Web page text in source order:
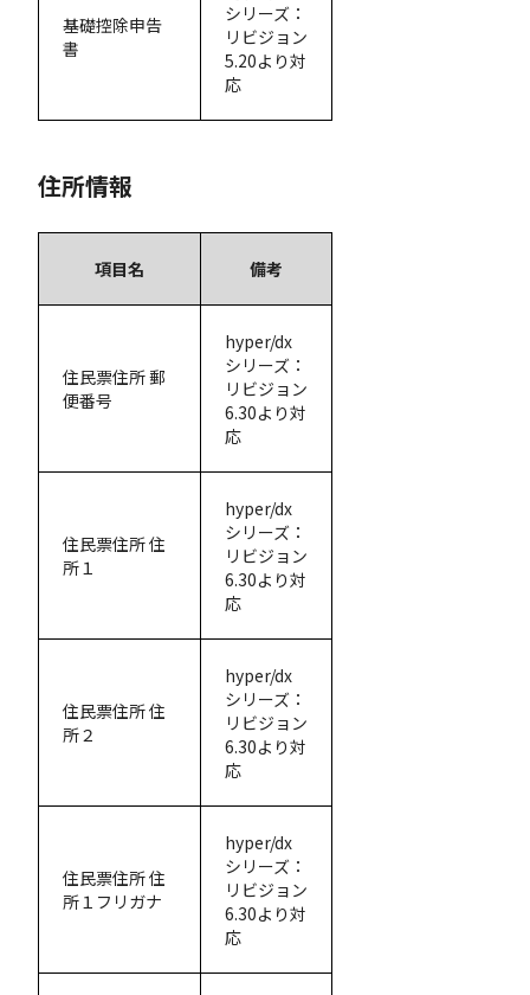
基礎控除申告
書
シリーズ：
リビジョン
5.20より対
応
住所情報
項目名 備考
住民票住所 郵
便番号
hyper/dx
シリーズ：
リビジョン
6.30より対
応
住民票住所 住
所１
hyper/dx
シリーズ：
リビジョン
6.30より対
応
住民票住所 住
所２
hyper/dx
シリーズ：
リビジョン
6.30より対
応
住民票住所 住
所１フリガナ
hyper/dx
シリーズ：
リビジョン
6.30より対
応